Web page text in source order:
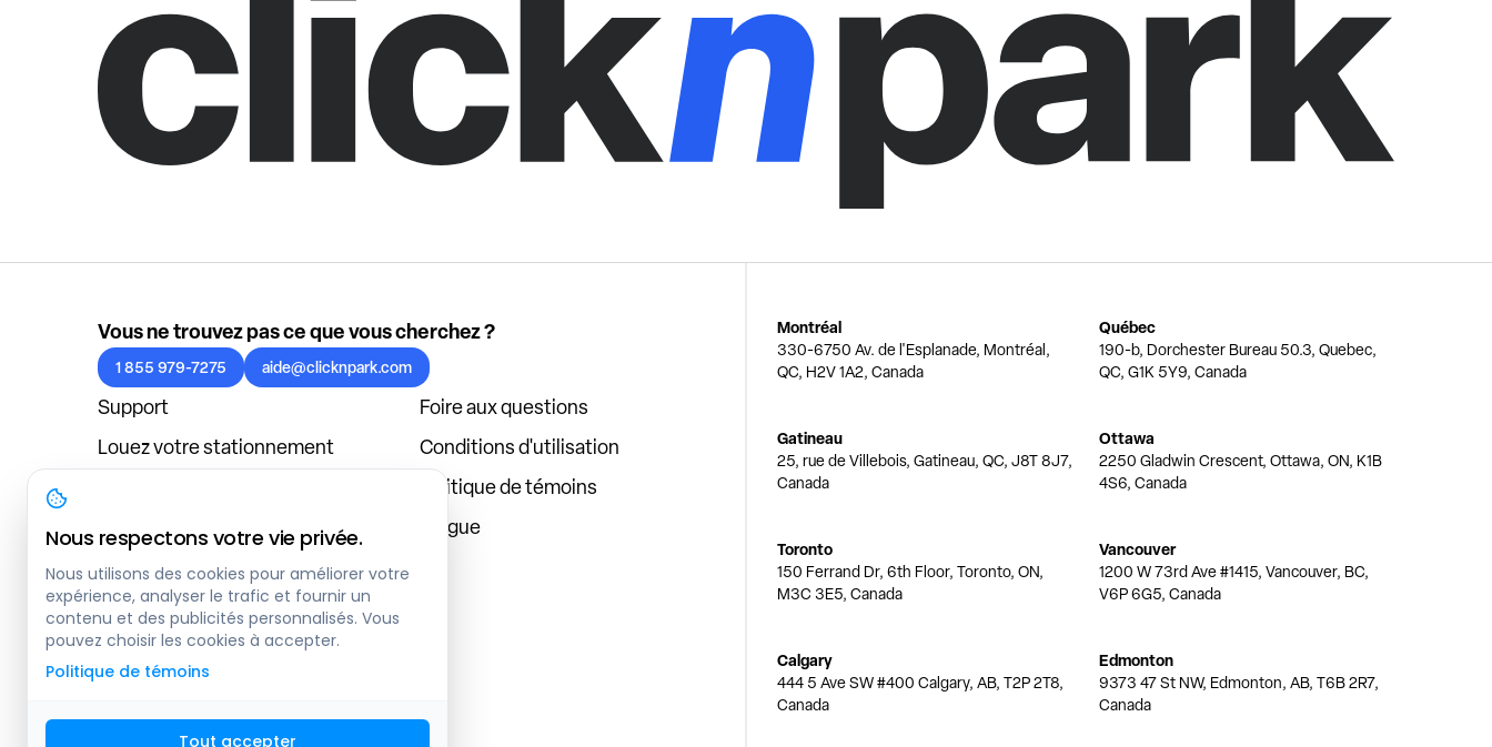
Vous ne trouvez pas ce que vous cherchez ?
1 855 979-7275 aide@clicknpark.com
Support
Foire aux questions
Louez votre stationnement
Conditions d'utilisation
Politique de témoins
À propos
Blogue
Connexion au tableau de bord
Montréal
330-6750 Av. de l'Esplanade, Montréal,
QC, H2V 1A2, Canada
Québec
190-b, Dorchester Bureau 50.3, Quebec,
QC, G1K 5Y9, Canada
Gatineau
25, rue de Villebois, Gatineau, QC, J8T 8J7,
Canada
Ottawa
2250 Gladwin Crescent, Ottawa, ON, K1B
4S6, Canada
Toronto
150 Ferrand Dr, 6th Floor, Toronto, ON,
M3C 3E5, Canada
Vancouver
1200 W 73rd Ave #1415, Vancouver, BC,
V6P 6G5, Canada
Calgary
444 5 Ave SW #400 Calgary, AB, T2P 2T8,
Canada
Edmonton
9373 47 St NW, Edmonton, AB, T6B 2R7,
Canada
Nous respectons votre vie privée.
Nous utilisons des cookies pour améliorer votre
expérience, analyser le trafic et fournir un
contenu et des publicités personnalisés. Vous
pouvez choisir les cookies à accepter.
Politique de témoins
Tout accepter